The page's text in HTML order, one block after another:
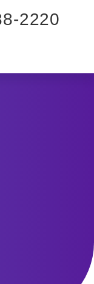
2220